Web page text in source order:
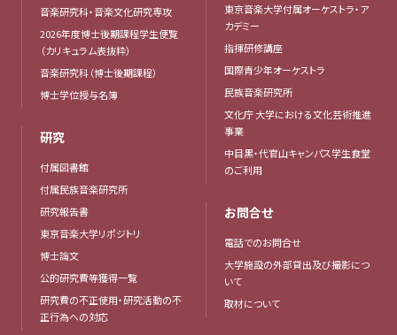
音楽研究科・音楽文化研究専攻
2026年度博士後期課程学生便覧
（カリキュラム表抜粋）
音楽研究科（博士後期課程）
博士学位授与名簿
研究
付属図書館
付属民族音楽研究所
研究報告書
東京音楽大学リポジトリ
博士論文
公的研究費等獲得一覧
研究費の不正使用・研究活動の不
正行為への対応
東京音楽大学付属オーケストラ・ア
カデミー
指揮研修講座
国際青少年オーケストラ
民族音楽研究所
文化庁 大学における文化芸術推進
事業
中目黒・代官山キャンパス学生食堂
のご利用
お問合せ
電話でのお問合せ
大学施設の外部貸出及び撮影につ
いて
取材について